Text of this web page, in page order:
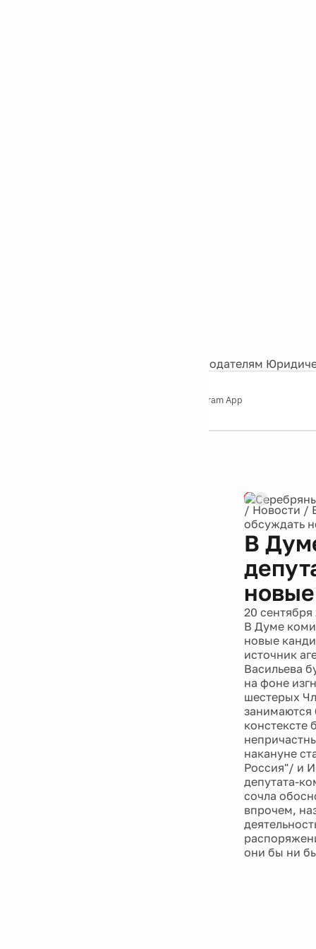
Рекламодателям
Telegram App
/ Новости /
обсуждать
В
20 сентября
В Думе
новые
источник
Васильева
на фоне
шестерых
занимаются
констексте
накануне
Россия"/ и
депутата-
сочла
впрочем,
они бы ни